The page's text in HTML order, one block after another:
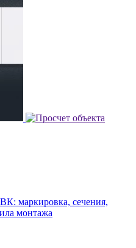
маркировка, сечения,
монтажа